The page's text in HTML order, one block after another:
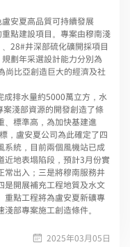
安夏高品質可持續發展
點建設項目。專案由穆南淺
28#井深部硫化礦開採項目
規劃年采選設計能力分別為
尚比亞創造巨大的經濟及社
排水量約5000萬立方，水
淺部資源的開發創造了條
、標準高，為加快基建進
，盧安夏公司為此確定了四
系統，目前兩個風機站已成
近地表塌陷段，預計3月份實
常出入；三是將穆南服務井
是開展補充工程地質及水文
重點工程將為盧安夏新礦專
部專案施工創造條件。
2025年03月05日